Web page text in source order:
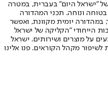
"ישראל היום" בעברית, במטרה
ונוחה. תכני המהדורה
במהדורה יומית מקוונת, ואפשר
הייחודי "הקליקה של ישראל
על מוצרים ושירותים. ישראל
מקהל הקוראים. פנו אלינו